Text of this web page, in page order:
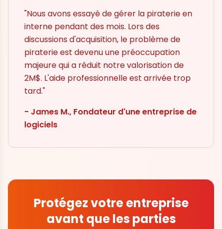
"Nous avons essayé de gérer la piraterie en
interne pendant des mois. Lors des
discussions d'acquisition, le problème de
piraterie est devenu une préoccupation
majeure qui a réduit notre valorisation de
2M$. L'aide professionnelle est arrivée trop
tard."
- James M., Fondateur d'une entreprise de
logiciels
Protégez votre entreprise
avant que les parties